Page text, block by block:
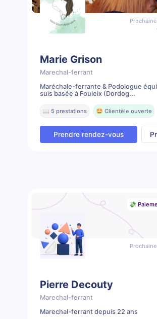
Marie Grison
Marechal-ferrant
Maréchale-ferrante & Podologue
suis basée à Fouleix (Dordog...
📖 5 prestations 🤩 Clientèle ouverte
Prendre rendez-vous
💸
Pierre Decouty
Marechal-ferrant
Marechal-ferrant depuis 22 ans